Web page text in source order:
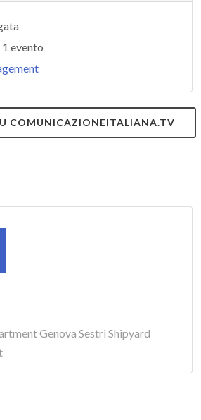
evento
COMUNICAZIONEITALIANA.TV
Genova Sestri Shipyard